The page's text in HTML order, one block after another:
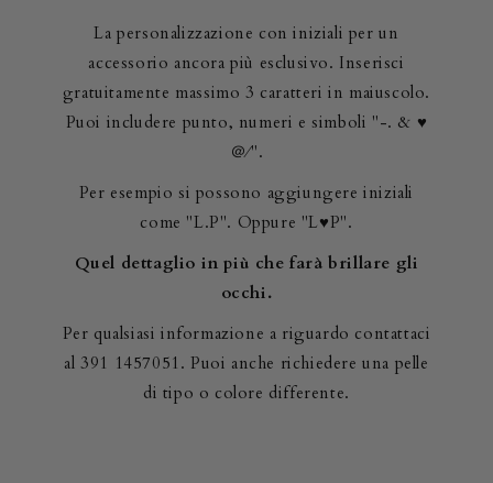
La personalizzazione con iniziali per un
accessorio ancora più esclusivo. Inserisci
gratuitamente massimo 3 caratteri in maiuscolo.
Puoi includere punto, numeri e simboli "-. & ♥
＠∕".
Per esempio si possono aggiungere iniziali
come "L.P". Oppure "L♥P".
Quel dettaglio in più che farà brillare gli
occhi.
Per qualsiasi informazione a riguardo contattaci
al 391 1457051. Puoi anche richiedere una pelle
di tipo o colore differente.